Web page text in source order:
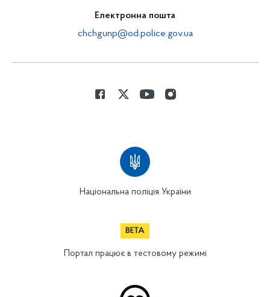
Електронна пошта
chchgunp@od.police.gov.ua
Національна поліція України
Портал працює в тестовому режимі